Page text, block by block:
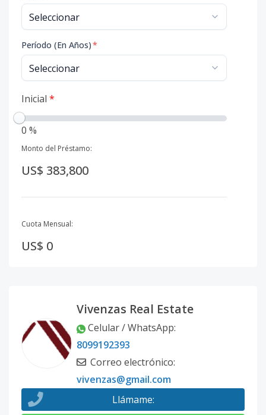
Período (En Años)*
Inicial *
0 %
Monto del Préstamo:
US$ 383,800
Cuota Mensual:
US$ 0
Vivenzas Real Estate
Celular / WhatsApp:
8099192393
Correo electrónico:
vivenzas@gmail.com
Llámame: